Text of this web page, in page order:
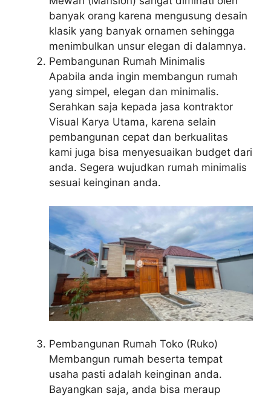
banyak orang karena mengusung desain
klasik yang banyak ornamen sehingga
menimbulkan unsur elegan di dalamnya.
Pembangunan Rumah Minimalis
Apabila anda ingin membangun rumah
yang simpel, elegan dan minimalis.
Serahkan saja kepada jasa kontraktor
Visual Karya Utama, karena selain
pembangunan cepat dan berkualitas
kami juga bisa menyesuaikan budget dari
anda. Segera wujudkan rumah minimalis
sesuai keinginan anda.
Pembangunan Rumah Toko (Ruko)
Membangun rumah beserta tempat
usaha pasti adalah keinginan anda.
Bayangkan saja, anda bisa meraup